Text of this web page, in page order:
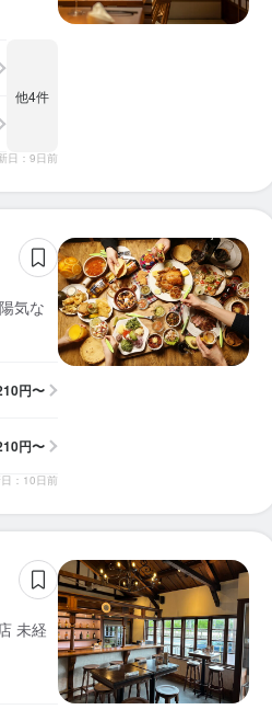
他4件
日：9日前
気な
円〜
円〜
：10日前
未経